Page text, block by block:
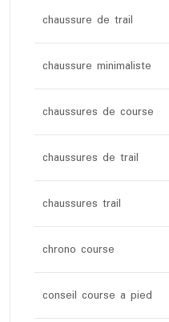
chaussure de trail
chaussure minimaliste
chaussures de course
chaussures de trail
chaussures trail
chrono course
conseil course a pied